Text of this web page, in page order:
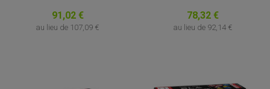
91,02 €
au lieu de 107,09 €
78,32 €
au lieu de 92,14 €